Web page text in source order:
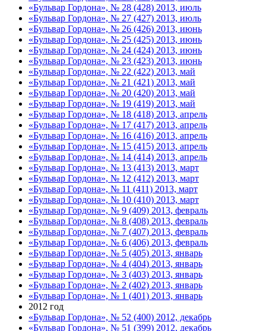
«Бульвар Гордона», № 28 (428) 2013, июль
«Бульвар Гордона», № 27 (427) 2013, июль
«Бульвар Гордона», № 26 (426) 2013, июнь
«Бульвар Гордона», № 25 (425) 2013, июнь
«Бульвар Гордона», № 24 (424) 2013, июнь
«Бульвар Гордона», № 23 (423) 2013, июнь
«Бульвар Гордона», № 22 (422) 2013, май
«Бульвар Гордона», № 21 (421) 2013, май
«Бульвар Гордона», № 20 (420) 2013, май
«Бульвар Гордона», № 19 (419) 2013, май
«Бульвар Гордона», № 18 (418) 2013, апрель
«Бульвар Гордона», № 17 (417) 2013, апрель
«Бульвар Гордона», № 16 (416) 2013, апрель
«Бульвар Гордона», № 15 (415) 2013, апрель
«Бульвар Гордона», № 14 (414) 2013, апрель
«Бульвар Гордона», № 13 (413) 2013, март
«Бульвар Гордона», № 12 (412) 2013, март
«Бульвар Гордона», № 11 (411) 2013, март
«Бульвар Гордона», № 10 (410) 2013, март
«Бульвар Гордона», № 9 (409) 2013, февраль
«Бульвар Гордона», № 8 (408) 2013, февраль
«Бульвар Гордона», № 7 (407) 2013, февраль
«Бульвар Гордона», № 6 (406) 2013, февраль
«Бульвар Гордона», № 5 (405) 2013, январь
«Бульвар Гордона», № 4 (404) 2013, январь
«Бульвар Гордона», № 3 (403) 2013, январь
«Бульвар Гордона», № 2 (402) 2013, январь
«Бульвар Гордона», № 1 (401) 2013, январь
2012 год
«Бульвар Гордона», № 52 (400) 2012, декабрь
«Бульвар Гордона», № 51 (399) 2012, декабрь